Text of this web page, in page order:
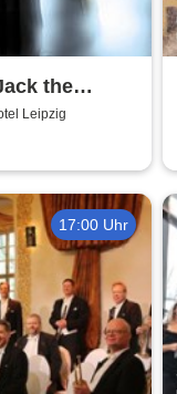
the
Leipzig
17:00 Uhr